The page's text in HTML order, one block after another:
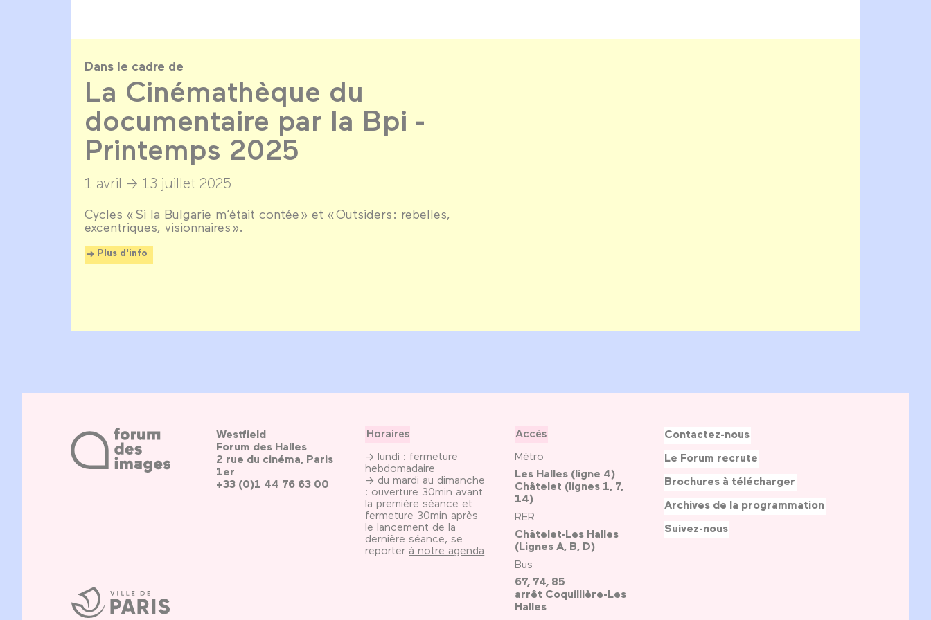
Dans le cadre de
La Cinémathèque du
documentaire par la Bpi -
Printemps 2025
1 avril → 13 juillet 2025
Cycles « Si la Bulgarie m’était contée » et « Outsiders : rebelles,
excentriques, visionnaires ».
Plus d'info
Ville
de
Westfield
Forum des Halles
2 rue du cinéma, Paris
1er
+33 (0)1 44 76 63 00
Horaires
→ lundi : fermeture
hebdomadaire
→ du mardi au dimanche
: ouverture 30min avant
la première séance et
fermeture 30min après
le lancement de la
dernière séance, se
reporter à notre agenda
Accès
Métro
Les Halles (ligne 4)
Châtelet (lignes 1, 7,
14)
RER
Châtelet-Les Halles
(Lignes A, B, D)
Bus
67, 74, 85
arrêt Coquillière-Les
Halles
Contactez-nous
Le Forum recrute
Brochures à télécharger
Archives de la programmation
Suivez-nous